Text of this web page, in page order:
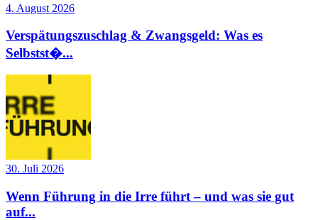
4. August 2026
Verspätungszuschlag & Zwangsgeld: Was es
Selbstst�...
30. Juli 2026
Wenn Führung in die Irre führt – und was sie gut
auf...